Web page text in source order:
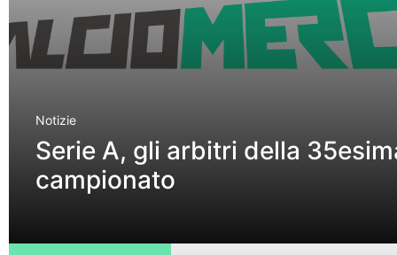
Notizie
Serie A, gli arbitri della
campionato